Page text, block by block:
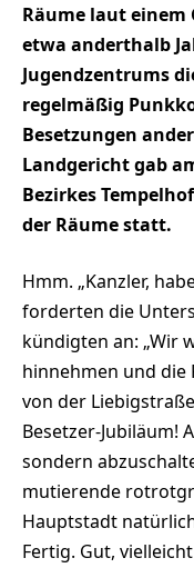
Räume laut einem
etwa anderthalb
Jugendzentrums
regelmäßig
Besetzungen
Landgericht gab
Bezirkes
der Räume statt.
Hmm. „Kanzler,
forderten die
kündigten an: „Wir
hinnehmen und die
von der
Besetzer-Jubiläum!
sondern
mutierende
Hauptstadt
Fertig. Gut,